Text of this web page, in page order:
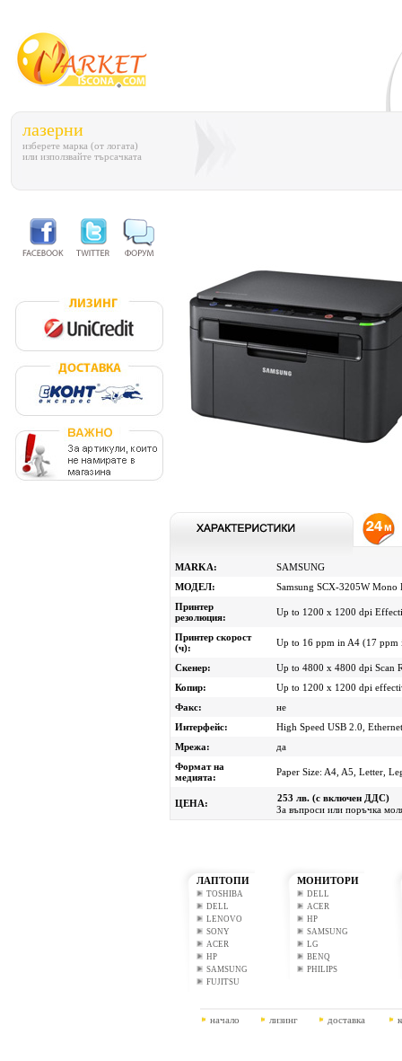
лазерни
изберете марка (от логата)
или използвайте търсачката
MARKA:
SAMSUNG
МОДЕЛ:
Samsung SCX-3205W Мono
Принтер
резолюция:
Up to 1200 x 1200 dpi
Принтер скорост
(ч):
Up to 16 ppm in A4 (17 ppm
Скенер:
Up to 4800 x 4800 dpi Scan
Копир:
Up to 1200 x 1200 dpi
Факс:
не
Интерфейс:
High Speed USB 2.0,
Мрежа:
да
Формат на
медията:
Paper Size: A4, A5, Letter,
ЦЕНА:
253 лв. (с включен ДДС)
За въпроси или поръчка
ЛАПТОПИ
TOSHIBA
DELL
LENOVO
SONY
ACER
HP
SAMSUNG
FUJITSU
МОНИТОРИ
DELL
ACER
HP
SAMSUNG
LG
BENQ
PHILIPS
начало лизинг доставка